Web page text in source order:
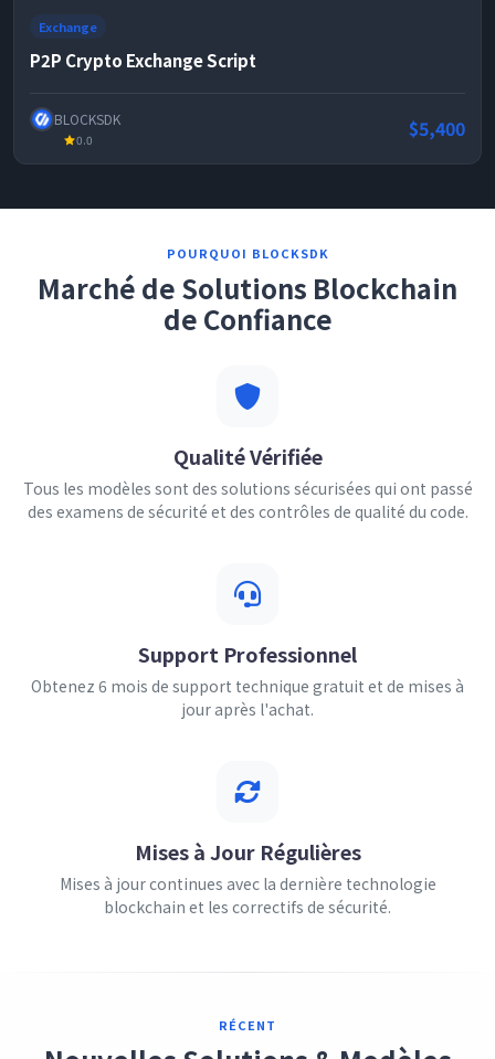
Exchange
P2P Crypto Exchange Script
BLOCKSDK
0.0 $5,400
POURQUOI BLOCKSDK
Marché de Solutions Blockchain
de Confiance
Qualité Vérifiée
Tous les modèles sont des solutions sécurisées qui ont passé
des examens de sécurité et des contrôles de qualité du code.
Support Professionnel
Obtenez 6 mois de support technique gratuit et de mises à
jour après l'achat.
Mises à Jour Régulières
Mises à jour continues avec la dernière technologie
blockchain et les correctifs de sécurité.
RÉCENT